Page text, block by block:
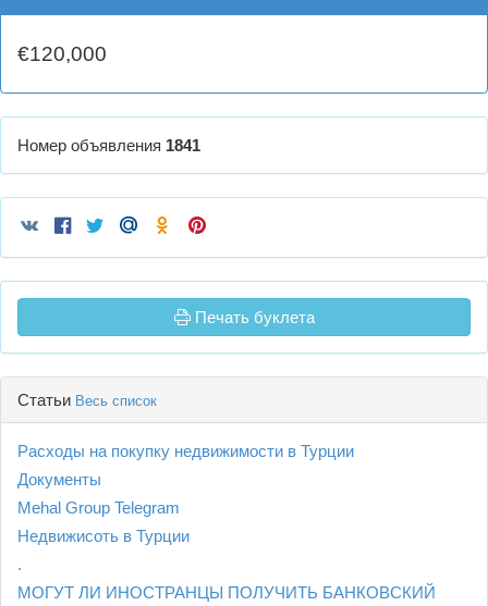
€120,000
Номер объявления 1841
Печать буклета
Статьи Весь список
Расходы на покупку недвижимости в Турции
Документы
Mehal Group Telegram
Недвижисоть в Турции
.
МОГУТ ЛИ ИНОСТРАНЦЫ ПОЛУЧИТЬ БАНКОВСКИЙ